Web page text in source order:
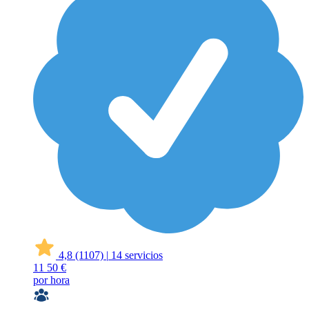
4,8 (1107) | 14 servicios
11 50 €
por hora